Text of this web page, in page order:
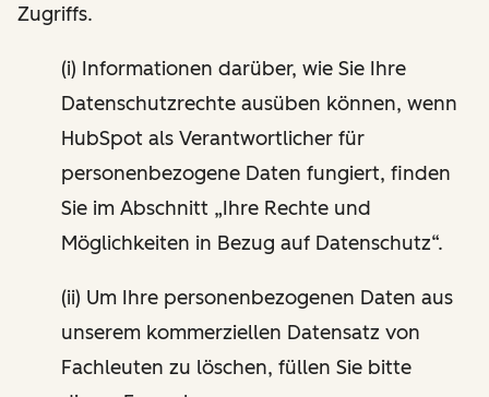
Zugriffs.
(i) Informationen darüber, wie Sie Ihre
Datenschutzrechte ausüben können, wenn
HubSpot als Verantwortlicher für
personenbezogene Daten fungiert, finden
Sie im Abschnitt „Ihre Rechte und
Möglichkeiten in Bezug auf Datenschutz“.
(ii) Um Ihre personenbezogenen Daten aus
unserem kommerziellen Datensatz von
Fachleuten zu löschen, füllen Sie bitte